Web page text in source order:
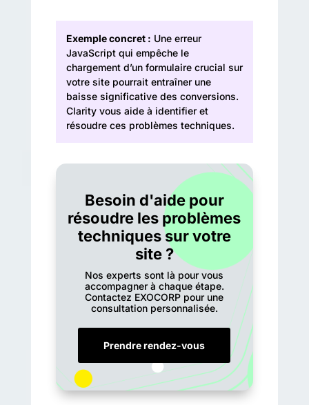
Exemple concret : Une erreur
JavaScript qui empêche le
chargement d’un formulaire crucial sur
votre site pourrait entraîner une
baisse significative des conversions.
Clarity vous aide à identifier et
résoudre ces problèmes techniques.
Besoin d'aide pour
résoudre les problèmes
techniques sur votre
site ?
Nos experts sont là pour vous
accompagner à chaque étape.
Contactez EXOCORP pour une
consultation personnalisée.
Prendre rendez-vous